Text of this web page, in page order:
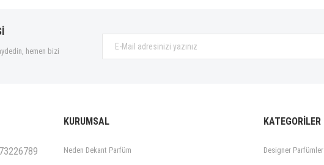
hemen bizi
KURUMSAL
Neden Dekant Parfüm
KATEGORİLER
Designer Parfümler